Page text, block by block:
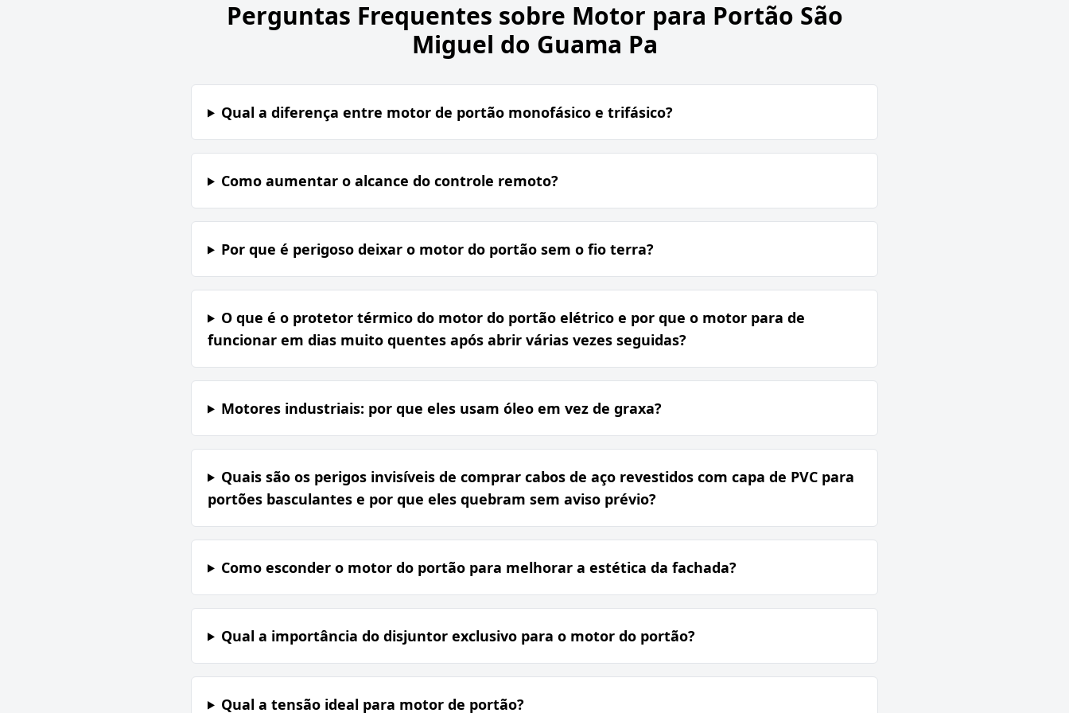
Perguntas Frequentes sobre Motor para Portão São
Miguel do Guama Pa
Qual a diferença entre motor de portão monofásico e trifásico?
Como aumentar o alcance do controle remoto?
Por que é perigoso deixar o motor do portão sem o fio terra?
O que é o protetor térmico do motor do portão elétrico e por que o motor para de
funcionar em dias muito quentes após abrir várias vezes seguidas?
Motores industriais: por que eles usam óleo em vez de graxa?
Quais são os perigos invisíveis de comprar cabos de aço revestidos com capa de PVC para
portões basculantes e por que eles quebram sem aviso prévio?
Como esconder o motor do portão para melhorar a estética da fachada?
Qual a importância do disjuntor exclusivo para o motor do portão?
Qual a tensão ideal para motor de portão?